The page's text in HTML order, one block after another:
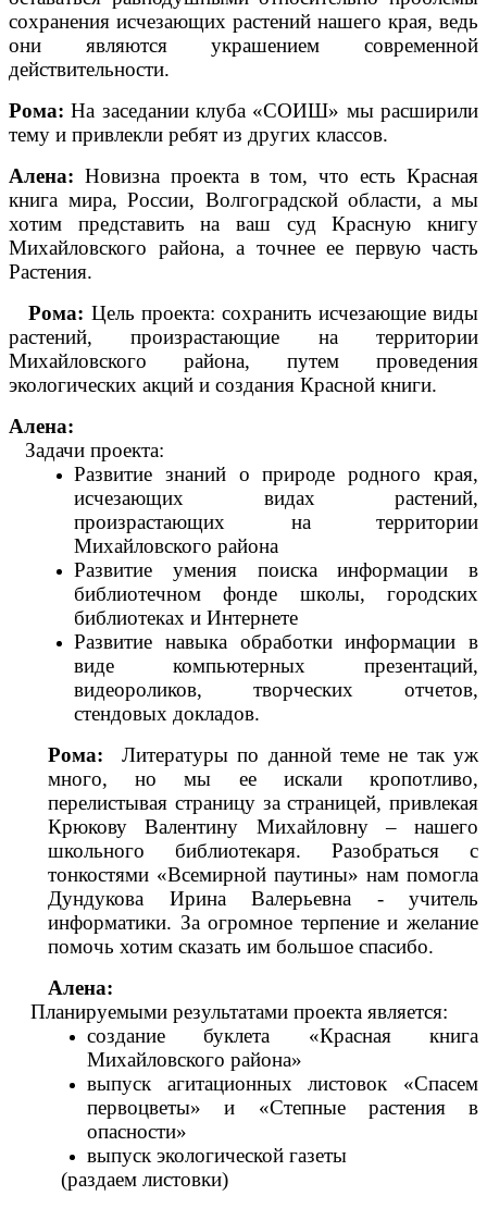
сохранения исчезающих растений нашего края, ведь
они являются украшением современной
действительности.
Рома: На заседании клуба «СОИШ» мы расширили
тему и привлекли ребят из других классов.
Алена: Новизна проекта в том, что есть Красная
книга мира, России, Волгоградской области, а мы
хотим представить на ваш суд Красную книгу
Михайловского района, а точнее ее первую часть
Растения.
Рома: Цель проекта: сохранить исчезающие виды
растений, произрастающие на территории
Михайловского района, путем проведения
экологических акций и создания Красной книги.
Алена:
Задачи проекта:
Развитие знаний о природе родного края,
исчезающих видах растений,
произрастающих на территории
Михайловского района
Развитие умения поиска информации в
библиотечном фонде школы, городских
библиотеках и Интернете
Развитие навыка обработки информации в
виде компьютерных презентаций,
видеороликов, творческих отчетов,
стендовых докладов.
Рома: Литературы по данной теме не так уж
много, но мы ее искали кропотливо,
перелистывая страницу за страницей, привлекая
Крюкову Валентину Михайловну – нашего
школьного библиотекаря. Разобраться с
тонкостями «Всемирной паутины» нам помогла
Дундукова Ирина Валерьевна - учитель
информатики. За огромное терпение и желание
помочь хотим сказать им большое спасибо.
Алена:
Планируемыми результатами проекта является:
создание буклета «Красная книга
Михайловского района»
выпуск агитационных листовок «Спасем
первоцветы» и «Степные растения в
опасности»
выпуск экологической газеты
(раздаем листовки)